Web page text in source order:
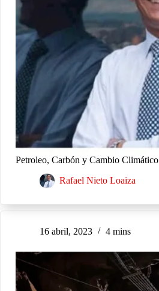
Petroleo, Carbón y Cambio Climático
Rafael Nieto Loaiza
16 abril, 2023 4 mins